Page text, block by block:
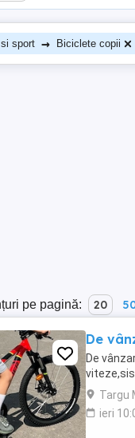
sport → Biciclete copii
pe pagină: 20
De
De
Targu
ieri